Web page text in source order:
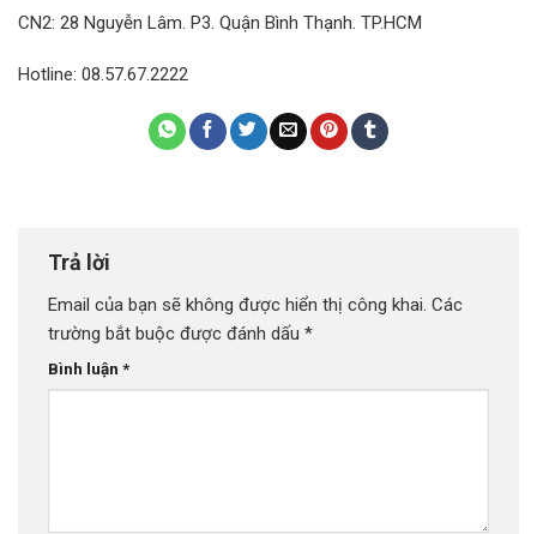
CN2: 28 Nguyễn Lâm. P3. Quận Bình Thạnh. TP.HCM
Hotline: 08.57.67.2222
Trả lời
Email của bạn sẽ không được hiển thị công khai. Các
trường bắt buộc được đánh dấu *
Bình luận *